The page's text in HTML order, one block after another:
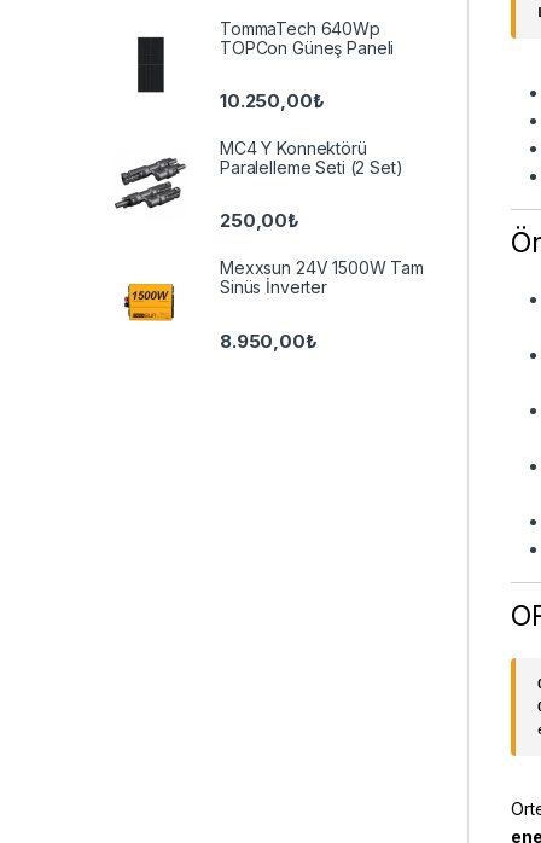
TommaTech 640Wp
TOPCon Güneş Paneli
10.250,00₺
MC4 Y Konnektörü
Paralelleme Seti (2 Set)
250,00₺
Mexxsun 24V 1500W Tam
Sinüs İnverter
8.950,00₺